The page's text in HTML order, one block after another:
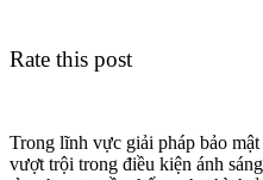
Rate this post
Trong lĩnh vực giải pháp bảo
vượt trội trong điều kiện ánh